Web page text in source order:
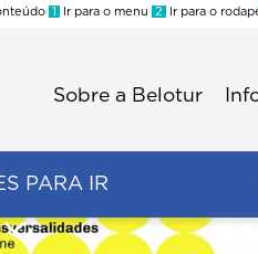
1 Ir para o menu 2 Ir para o
Sobre a Belotur
PARA IR